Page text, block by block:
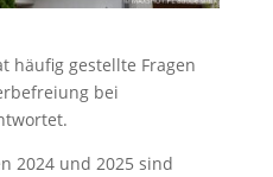
häufig gestellte Fragen
bei
2024 und 2025 sind